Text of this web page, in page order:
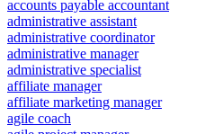
accounts payable accountant
administrative assistant
administrative coordinator
administrative manager
administrative specialist
affiliate manager
affiliate marketing manager
agile coach